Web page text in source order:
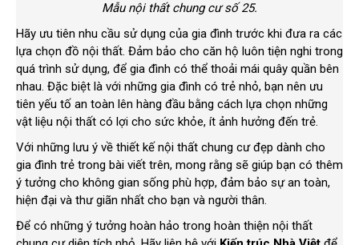
Mẫu nội thất chung cư số 25.
Hãy ưu tiên nhu cầu sử dụng của gia đình trước khi đưa ra các
lựa chọn đồ nội thất. Đảm bảo cho căn hộ luôn tiện nghi trong
quá trình sử dụng, để gia đình có thể thoải mái quây quần bên
nhau. Đặc biệt là với những gia đình có trẻ nhỏ, bạn nên ưu
tiên yếu tố an toàn lên hàng đầu bằng cách lựa chọn những
vật liệu nội thất có lợi cho sức khỏe, ít ảnh hưởng đến trẻ.
Với những lưu ý về thiết kế nội thất chung cư đẹp dành cho
gia đình trẻ trong bài viết trên, mong rằng sẽ giúp bạn có thêm
ý tưởng cho không gian sống phù hợp, đảm bảo sự an toàn,
hiện đại và thư giãn nhất cho bạn và người thân.
Để có những ý tưởng hoàn hảo trong hoàn thiện nội thất